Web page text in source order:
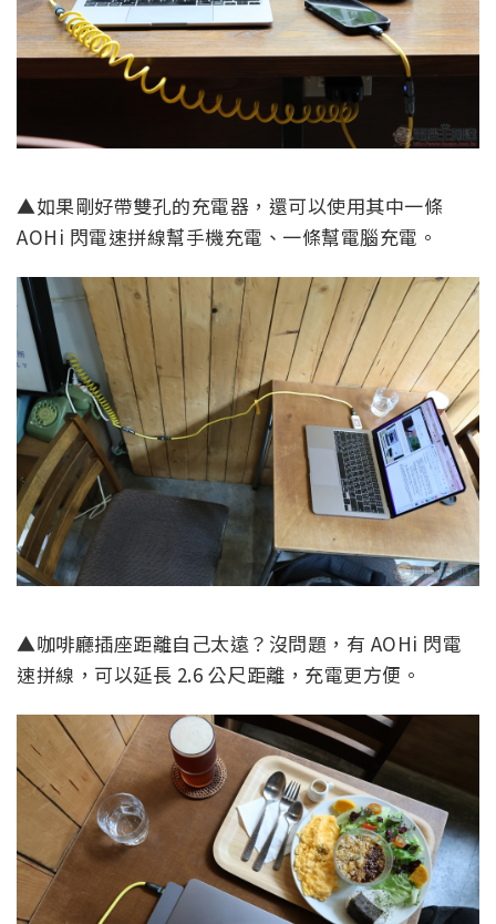
▲如果剛好帶雙孔的充電器，還可以使用其中一條
AOHi 閃電速拼線幫手機充電、一條幫電腦充電。
▲咖啡廳插座距離自己太遠？沒問題，有 AOHi 閃電
速拼線，可以延長 2.6 公尺距離，充電更方便。